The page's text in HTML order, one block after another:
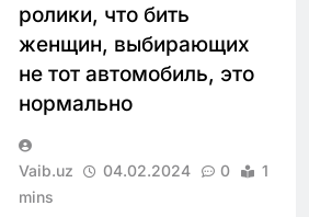
ролики, что бить
женщин, выбирающих
не тот автомобиль, это
нормально
Vaib.uz 04.02.2024 0
1
mins